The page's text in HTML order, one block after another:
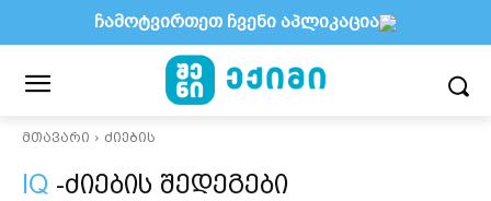
მთავარი ძიების
IQ -ძიების შედეგები
ჩამოტვირთეთ ჩვენი აპლიკაცია